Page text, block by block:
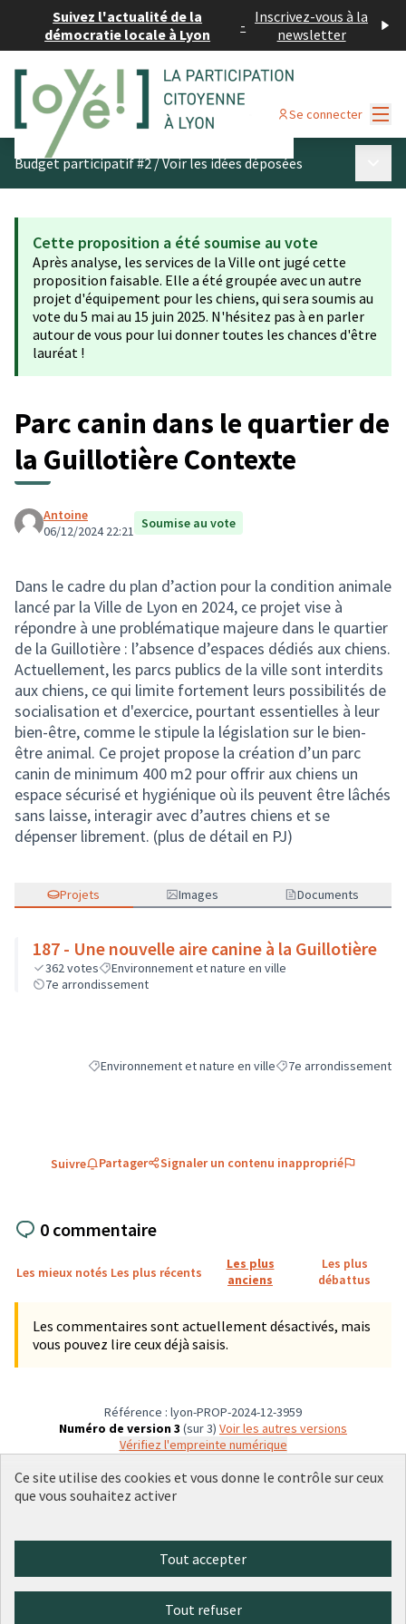
Suivez l'actualité de la
démocratie locale à Lyon
- Inscrivez-vous à la
newsletter
Se connecter
Budget participatif #2/Voir les idées déposées
Cette proposition a été soumise au vote
Après analyse, les services de la Ville ont jugé cette
proposition faisable. Elle a été groupée avec un autre
projet d'équipement pour les chiens, qui sera soumis au
vote du 5 mai au 15 juin 2025. N'hésitez pas à en parler
autour de vous pour lui donner toutes les chances d'être
lauréat !
Parc canin dans le quartier de
la Guillotière Contexte
Antoine
06/12/2024 22:21 Soumise au vote
Dans le cadre du plan d’action pour la condition animale
lancé par la Ville de Lyon en 2024, ce projet vise à
répondre à une problématique majeure dans le quartier
de la Guillotière : l’absence d’espaces dédiés aux chiens.
Actuellement, les parcs publics de la ville sont interdits
aux chiens, ce qui limite fortement leurs possibilités de
socialisation et d'exercice, pourtant essentielles à leur
bien-être, comme le stipule la législation sur le bien-
être animal. Ce projet propose la création d’un parc
canin de minimum 400 m2 pour offrir aux chiens un
espace sécurisé et hygiénique où ils peuvent être lâchés
sans laisse, interagir avec d’autres chiens et se
dépenser librement. (plus de détail en PJ)
Projets Images Documents
187 - Une nouvelle aire canine à la Guillotière
362votes
Environnement et nature en ville
7e arrondissement
Filtrer les résultats de la catégorie : Environnement et
Environnement et nature en villeFiltrer les résultats
7e arrondissement
Suivre Partager Signaler un contenu inapproprié
0 commentaire
Les mieux notés Les plus récents
Les plus
anciens
Les plus
débattus
Les commentaires sont actuellement désactivés, mais
vous pouvez lire ceux déjà saisis.
Référence : lyon-PROP-2024-12-3959
Numéro de version 3 (sur 3)
voir les autres versions
Vérifiez l'empreinte numérique
(Lien externe)
(Lien externe)
(Lien externe)
(Lien externe)
(Lien externe)
Ce site utilise des cookies et vous donne le contrôle sur ceux
que vous souhaitez activer
Tout accepter
Tout refuser